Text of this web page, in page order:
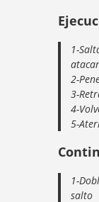
1-
2-
3-
4-
5-
1-
salto